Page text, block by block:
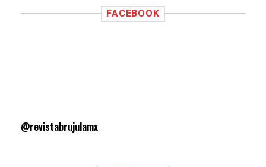
FACEBOOK
@revistabrujulamx